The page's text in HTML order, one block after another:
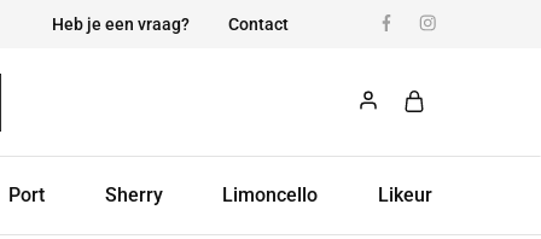
Heb je een vraag? Contact
Port Sherry Limoncello Likeur